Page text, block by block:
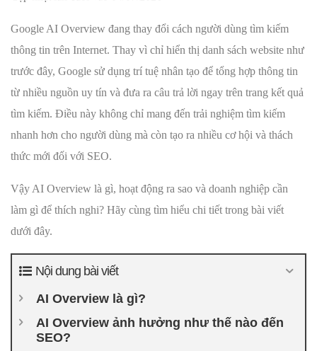
Google AI Overview đang thay đổi cách người dùng tìm kiếm
thông tin trên Internet. Thay vì chỉ hiển thị danh sách website như
trước đây, Google sử dụng trí tuệ nhân tạo để tổng hợp thông tin
từ nhiều nguồn uy tín và đưa ra câu trả lời ngay trên trang kết quả
tìm kiếm. Điều này không chỉ mang đến trải nghiệm tìm kiếm
nhanh hơn cho người dùng mà còn tạo ra nhiều cơ hội và thách
thức mới đối với SEO.
Vậy AI Overview là gì, hoạt động ra sao và doanh nghiệp cần
làm gì để thích nghi? Hãy cùng tìm hiểu chi tiết trong bài viết
dưới đây.
Nội dung bài viết
AI Overview là gì?
AI Overview ảnh hưởng như thế nào đến
SEO?